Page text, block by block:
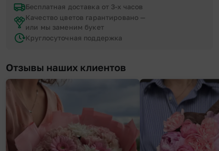
Бесплатная доставка от 3-х часов
Качество цветов гарантировано —
или мы заменим букет
Круглосуточная поддержка
Отзывы наших клиентов